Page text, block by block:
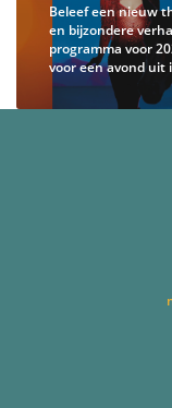
Beleef een nieuw
en bijzondere
programma voor
voor een avond uit